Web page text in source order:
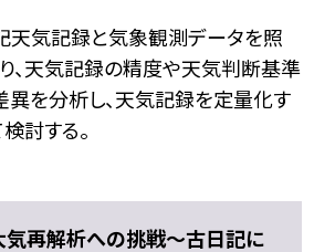
天気記録と気象観測データを照
、天気記録の精度や天気判断基準
を分析し、天気記録を定量化す
討する。
気再解析への挑戦〜古日記に